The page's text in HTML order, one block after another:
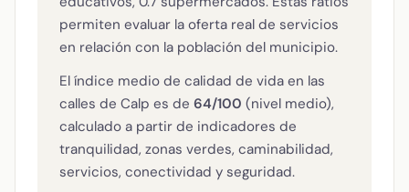
permiten evaluar la oferta real de servicios
en relación con la población del municipio.
El índice medio de calidad de vida en las
calles de Calp es de 64/100 (nivel medio),
calculado a partir de indicadores de
tranquilidad, zonas verdes, caminabilidad,
servicios, conectividad y seguridad.